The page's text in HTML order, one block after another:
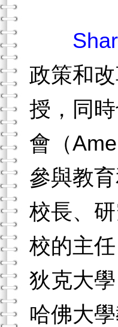
政策和
授，同
會（
參與教
校長、
校的主
狄克大
哈佛大